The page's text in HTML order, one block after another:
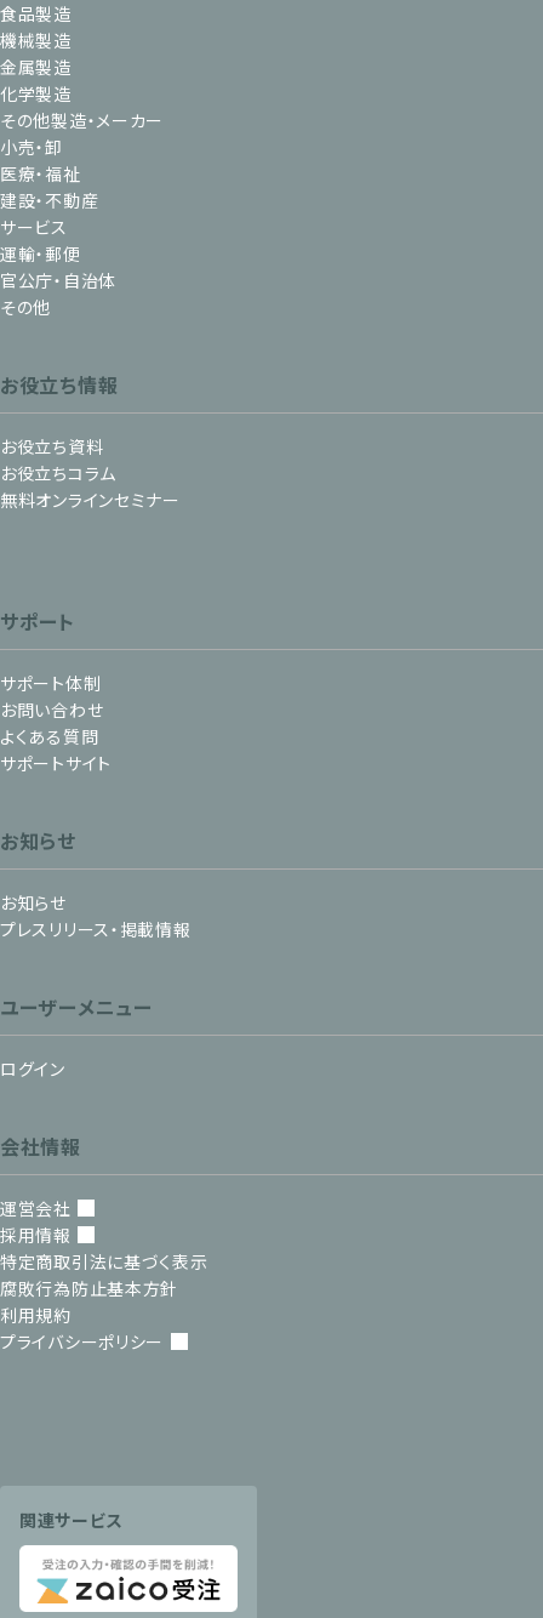
食品製造
機械製造
金属製造
化学製造
その他製造・メーカー
小売・卸
医療・福祉
建設・不動産
サービス
運輸・郵便
官公庁・自治体
その他
お役立ち情報
お役立ち資料
お役立ちコラム
無料オンラインセミナー
サポート
サポート体制
お問い合わせ
よくある質問
サポートサイト
お知らせ
お知らせ
プレスリリース・掲載情報
ユーザーメニュー
ログイン
会社情報
運営会社
採用情報
特定商取引法に基づく表示
腐敗行為防止基本方針
利用規約
プライバシーポリシー
関連サービス